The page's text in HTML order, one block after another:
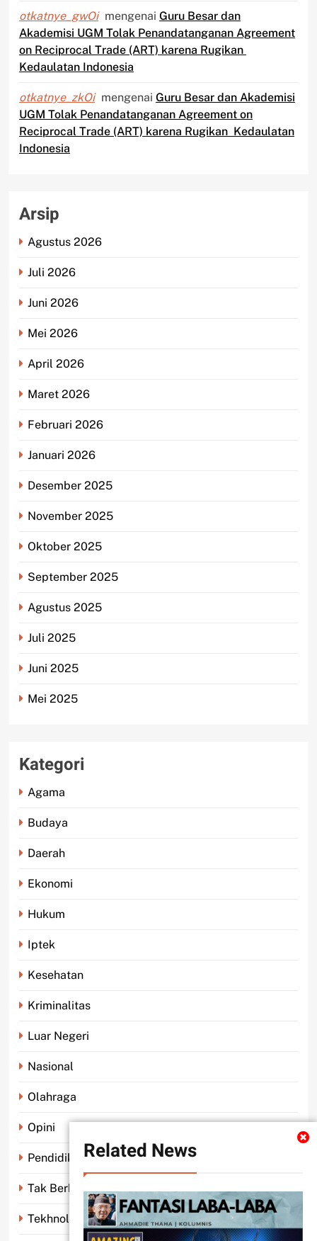
Related News
otkatnye_gwOi mengenai Guru Besar dan
Akademisi UGM Tolak Penandatanganan Agreement
on Reciprocal Trade (ART) karena Rugikan
Kedaulatan Indonesia
otkatnye_zkOi mengenai Guru Besar dan Akademisi
UGM Tolak Penandatanganan Agreement on
Reciprocal Trade (ART) karena Rugikan Kedaulatan
Indonesia
Arsip
Agustus 2026
Juli 2026
Juni 2026
Mei 2026
April 2026
Maret 2026
Februari 2026
Januari 2026
Desember 2025
November 2025
Oktober 2025
September 2025
Agustus 2025
Juli 2025
Juni 2025
Mei 2025
Kategori
Agama
Budaya
Daerah
Ekonomi
Hukum
Iptek
Kesehatan
Kriminalitas
Luar Negeri
Nasional
Olahraga
Opini
Pendidikan
Tak Berkategori
Tekhnologi